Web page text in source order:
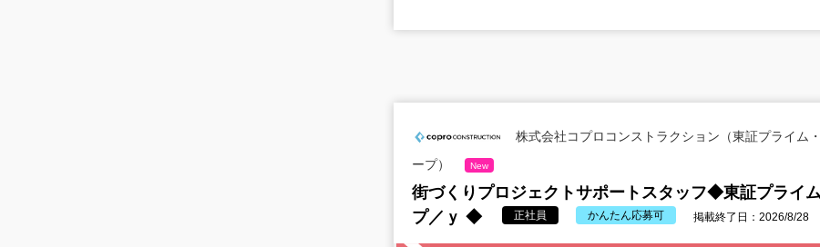
株式会社コプロコンストラクション（東証プライム
ープ）
New
街づくりプロジェクトサポートスタッフ◆東証プライ
プ／ｙ ◆
正社員 かんたん応募可 掲載終了日：2026/8/28